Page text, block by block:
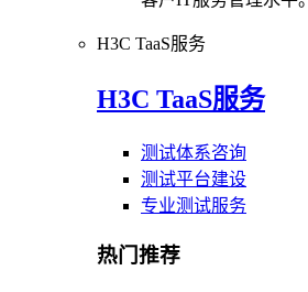
H3C TaaS服务
H3C TaaS服务
测试体系咨询
测试平台建设
专业测试服务
热门推荐